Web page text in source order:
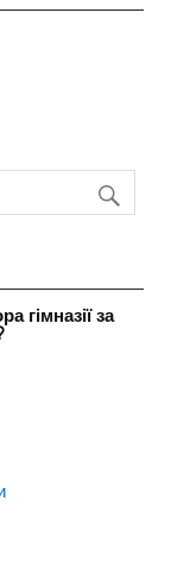
гімназії за